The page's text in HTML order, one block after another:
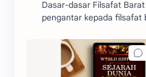
Dasar-dasar Filsafat
pengantar kepada filsafat
mengenal filsafat.